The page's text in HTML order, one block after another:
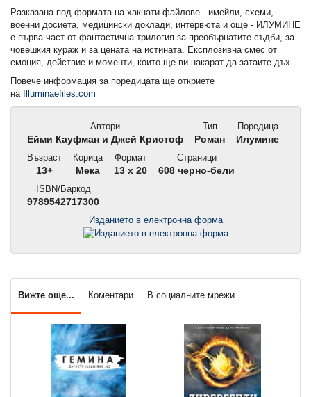
Разказана под формата на хакнати файлове - имейли, схеми,
военни досиета, медицински доклади, интервюта и още - ИЛУМИНЕ
е първа част от фантастична трилогия за преобърнатите съдби, за
човешкия кураж и за цената на истината. Експлозивна смес от
емоция, действие и моменти, които ще ви накарат да затаите дъх.
Повече информация за поредицата ще откриете
на
Illuminaefiles.com
Автори
Ейми Кауфман и Джей Кристоф
Тип
Роман
Поредица
Илумине
Възраст
13+
Корица
Мека
Формат
13 x 20
Страници
608 черно-бели
ISBN/Баркод
9789542717300
Изданието в електронна форма
Вижте още... Коментари В социалните мрежи